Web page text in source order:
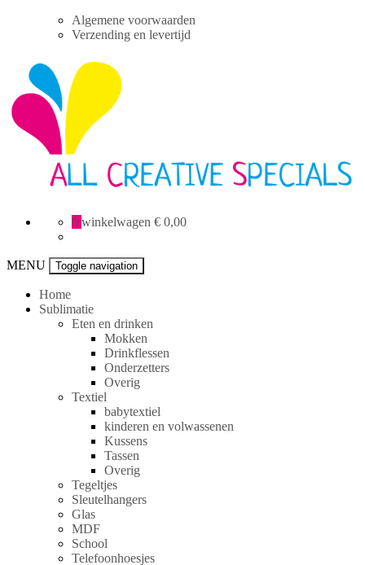
Algemene voorwaarden
Verzending en levertijd
Creative
0 winkelwagen € 0,00
MENU Toggle navigation
Home
Sublimatie
Eten en drinken
Mokken
Drinkflessen
Onderzetters
Overig
Textiel
babytextiel
kinderen en volwassenen
Kussens
Tassen
Overig
Tegeltjes
Sleutelhangers
Glas
MDF
School
Telefoonhoesjes